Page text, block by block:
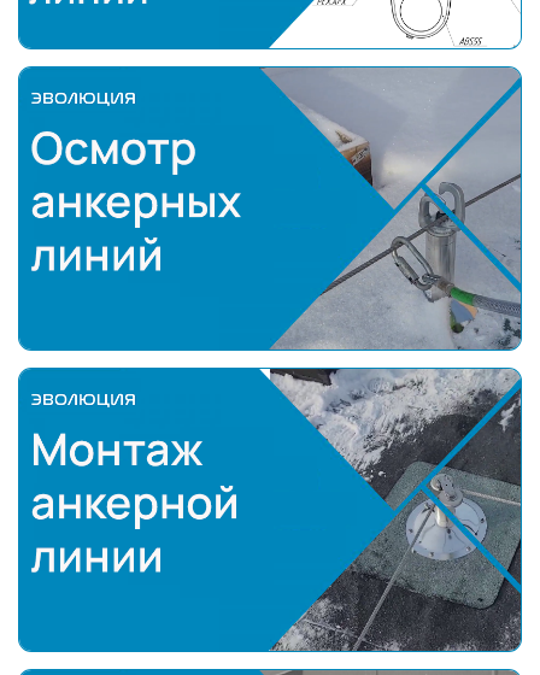
осмотр анкерных линий
Монтаж анкерной линии